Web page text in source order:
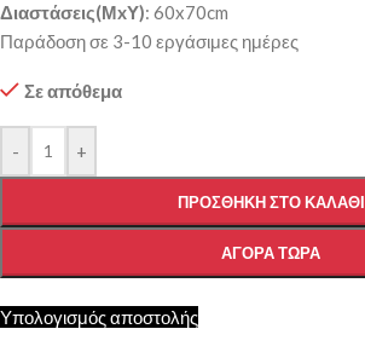
Διαστάσεις(ΜxΥ): 60x70cm
Παράδοση σε 3-10 εργάσιμες ημέρες
Σε απόθεμα
- +
ΠΡΟΣΘΉΚΗ ΣΤΟ ΚΑΛΆΘΙ
ΑΓΟΡΆ ΤΏΡΑ
Υπολογισμός αποστολής